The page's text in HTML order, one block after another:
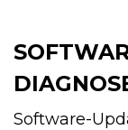
Software-